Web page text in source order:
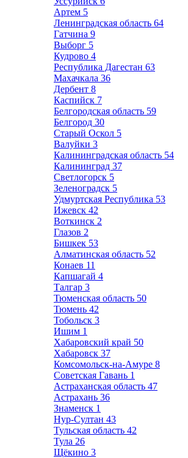
Артем 5
Ленинградская область 64
Гатчина 9
Выборг 5
Кудрово 4
Республика Дагестан 63
Махачкала 36
Дербент 8
Каспийск 7
Белгородская область 59
Белгород 30
Старый Оскол 5
Валуйки 3
Калининградская область 54
Калининград 37
Светлогорск 5
Зеленоградск 5
Удмуртская Республика 53
Ижевск 42
Воткинск 2
Глазов 2
Бишкек 53
Алматинская область 52
Конаев 11
Капшагай 4
Талгар 3
Тюменская область 50
Тюмень 42
Тобольск 3
Ишим 1
Хабаровский край 50
Хабаровск 37
Комсомольск-на-Амуре 8
Советская Гавань 1
Астраханская область 47
Астрахань 36
Знаменск 1
Нур-Султан 43
Тульская область 42
Тула 26
Щёкино 3